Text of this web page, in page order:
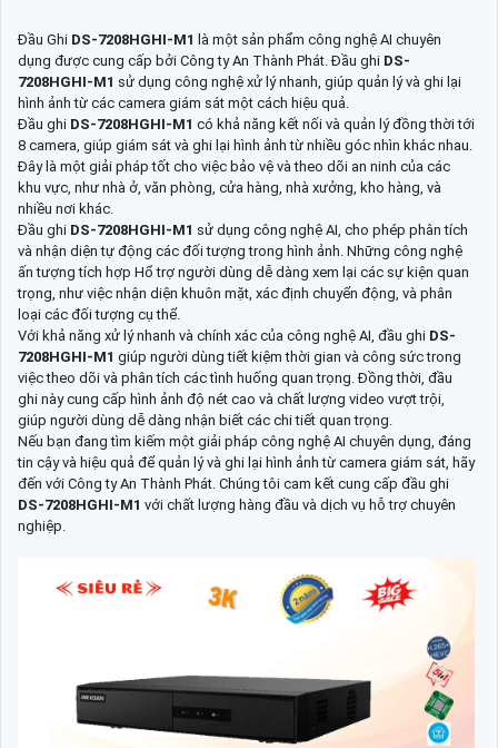
Đầu Ghi DS-7208HGHI-M1 là một sản phẩm công nghệ AI chuyên
dụng được cung cấp bởi Công ty An Thành Phát. Đầu ghi DS-
7208HGHI-M1 sử dụng công nghệ xử lý nhanh, giúp quản lý và ghi lại
hình ảnh từ các camera giám sát một cách hiệu quả.
Đầu ghi DS-7208HGHI-M1 có khả năng kết nối và quản lý đồng thời tới
8 camera, giúp giám sát và ghi lại hình ảnh từ nhiều góc nhìn khác nhau.
Đây là một giải pháp tốt cho việc bảo vệ và theo dõi an ninh của các
khu vực, như nhà ở, văn phòng, cửa hàng, nhà xưởng, kho hàng, và
nhiều nơi khác.
Đầu ghi DS-7208HGHI-M1 sử dụng công nghệ AI, cho phép phân tích
và nhận diện tự động các đối tượng trong hình ảnh. Những công nghệ
ấn tượng tích hợp Hổ trợ người dùng dễ dàng xem lại các sự kiện quan
trọng, như việc nhận diện khuôn mặt, xác định chuyển động, và phân
loại các đối tượng cụ thể.
Với khả năng xử lý nhanh và chính xác của công nghệ AI, đầu ghi DS-
7208HGHI-M1 giúp người dùng tiết kiệm thời gian và công sức trong
việc theo dõi và phân tích các tình huống quan trọng. Đồng thời, đầu
ghi này cung cấp hình ảnh độ nét cao và chất lượng video vượt trội,
giúp người dùng dễ dàng nhận biết các chi tiết quan trọng.
Nếu bạn đang tìm kiếm một giải pháp công nghệ AI chuyên dụng, đáng
tin cậy và hiệu quả để quản lý và ghi lại hình ảnh từ camera giám sát, hãy
đến với Công ty An Thành Phát. Chúng tôi cam kết cung cấp đầu ghi
DS-7208HGHI-M1 với chất lượng hàng đầu và dịch vụ hỗ trợ chuyên
nghiệp.